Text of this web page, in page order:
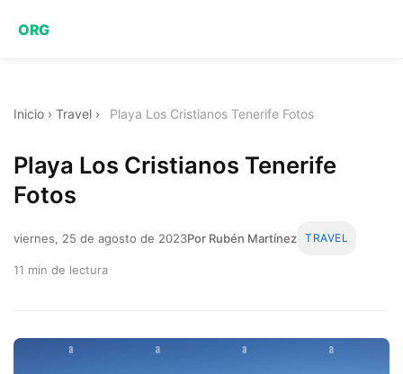
ORG
Inicio › Travel › Playa Los Cristianos Tenerife Fotos
Playa Los Cristianos Tenerife
Fotos
viernes, 25 de agosto de 2023Por Rubén Martínez TRAVEL
11 min de lectura